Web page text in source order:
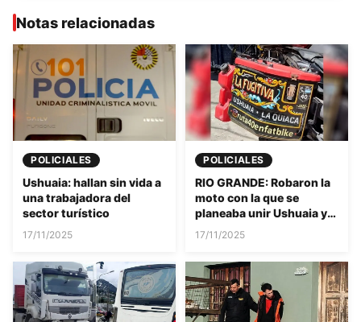
Notas relacionadas
POLICIALES
Ushuaia: hallan sin vida a
una trabajadora del
sector turístico
17/11/2025
POLICIALES
RIO GRANDE: Robaron la
moto con la que se
planeaba unir Ushuaia y
La Quiaca
17/11/2025